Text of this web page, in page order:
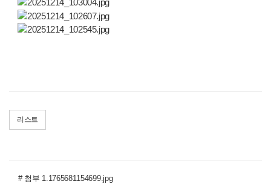
리스트
# 첨부 1.1765681154699.jpg